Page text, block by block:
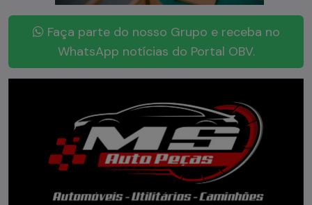
Faça parte do nosso Grupo e receba no
WhatsApp notícias do Portal OBV.